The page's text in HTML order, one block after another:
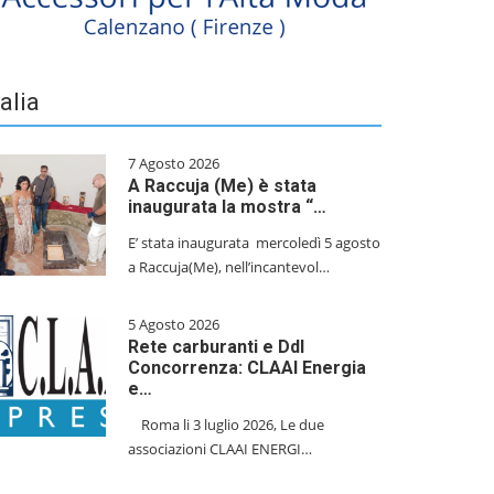
7 Agosto 2026
A Raccuja (Me) è stata
inaugurata la mostra “…
E’ stata inaugurata mercoledì 5 agosto
a Raccuja(Me), nell’incantevol…
5 Agosto 2026
Rete carburanti e Ddl
Concorrenza: CLAAI Energia
e…
​Roma li 3 luglio 2026, Le due
associazioni CLAAI ENERGI…